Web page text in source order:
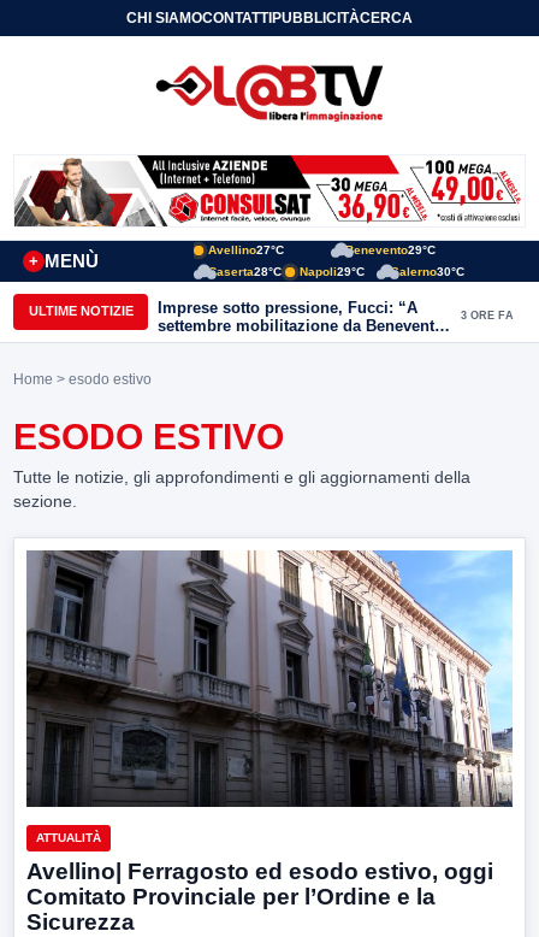
CHI SIAMOCONTATTIPUBBLICITÀCERCA
MENÙ
+
Avellino27°C Benevento29°C
Caserta28°C Napoli29°C Salerno30°C
ULTIME NOTIZIE
Imprese sotto pressione, Fucci: “A
settembre mobilitazione da Benevento
e Avellino”
3 ORE FA
Home > esodo estivo
ESODO ESTIVO
Tutte le notizie, gli approfondimenti e gli aggiornamenti della
sezione.
ATTUALITÀ
Avellino| Ferragosto ed esodo estivo, oggi
Comitato Provinciale per l’Ordine e la
Sicurezza